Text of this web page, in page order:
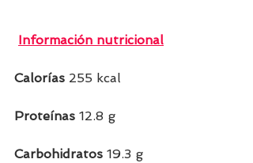
Información nutricional
Calorías 255 kcal
Proteínas 12.8 g
Carbohidratos 19.3 g